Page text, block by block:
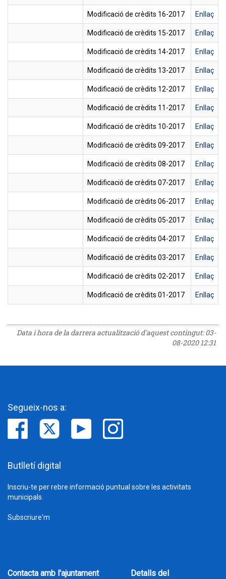
Modificació de crèdits 16-2017 Enllaç
Modificació de crèdits 15-2017 Enllaç
Modificació de crèdits 14-2017 Enllaç
Modificació de crèdits 13-2017 Enllaç
Modificació de crèdits 12-2017 Enllaç
Modificació de crèdits 11-2017 Enllaç
Modificació de crèdits 10-2017 Enllaç
Modificació de crèdits 09-2017 Enllaç
Modificació de crèdits 08-2017 Enllaç
Modificació de crèdits 07-2017 Enllaç
Modificació de crèdits 06-2017 Enllaç
Modificació de crèdits 05-2017 Enllaç
Modificació de crèdits 04-2017 Enllaç
Modificació de crèdits 03-2017 Enllaç
Modificació de crèdits 02-2017 Enllaç
Modificació de crèdits 01-2017 Enllaç
Data i hora de la darrera actualització d'aquest contingut:03-
08-2020 12:31
Segueix-nos a:
Butlletí digital
Inscriu-te per rebre informació puntual sobre les activitats
municipals.
Subscriure'm
Contacta amb l'ajuntament
Detalls del